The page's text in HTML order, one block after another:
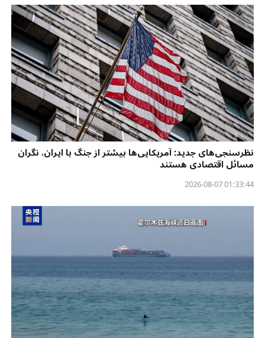
نظرسنجی‌‌های جدید: آمریکایی‌ها بیشتر از جنگ با ایران، نگران
مسائل اقتصادی هستند
01:33:44 2026-08-07